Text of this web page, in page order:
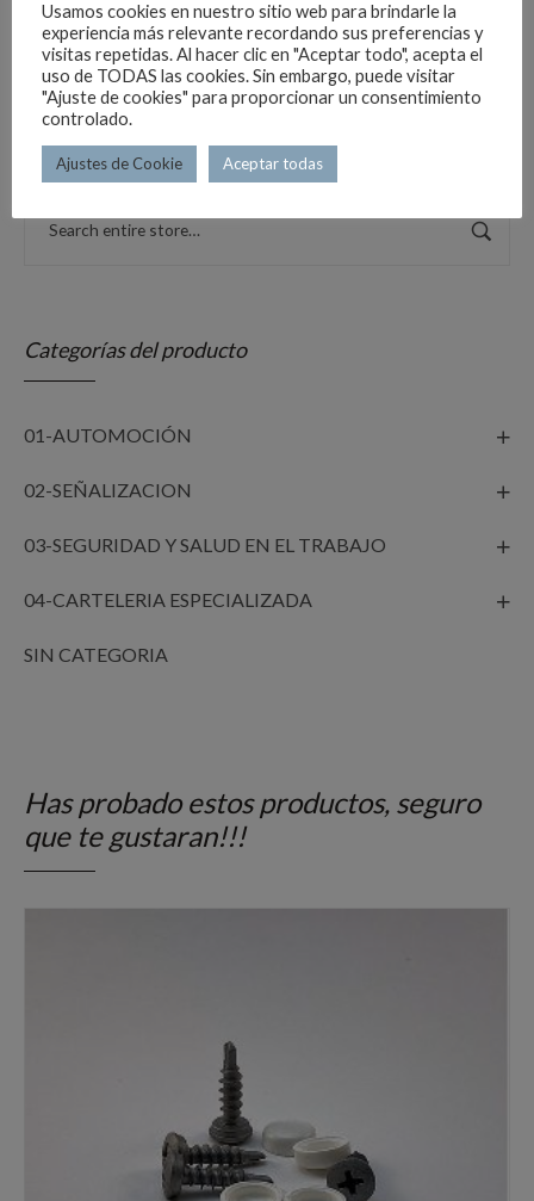
Categorías del producto
01-AUTOMOCIÓN
02-SEÑALIZACION
03-SEGURIDAD Y SALUD EN EL TRABAJO
04-CARTELERIA ESPECIALIZADA
SIN CATEGORIA
DESCRIPCIÓN
ADR
Has probado estos productos, seguro
que te gustaran!!!
Usamos cookies en nuestro sitio web para brindarle la
experiencia más relevante recordando sus preferencias y
visitas repetidas. Al hacer clic en "Aceptar todo", acepta el
uso de TODAS las cookies. Sin embargo, puede visitar
"Ajuste de cookies" para proporcionar un consentimiento
controlado.
Ajustes de Cookie Aceptar todas